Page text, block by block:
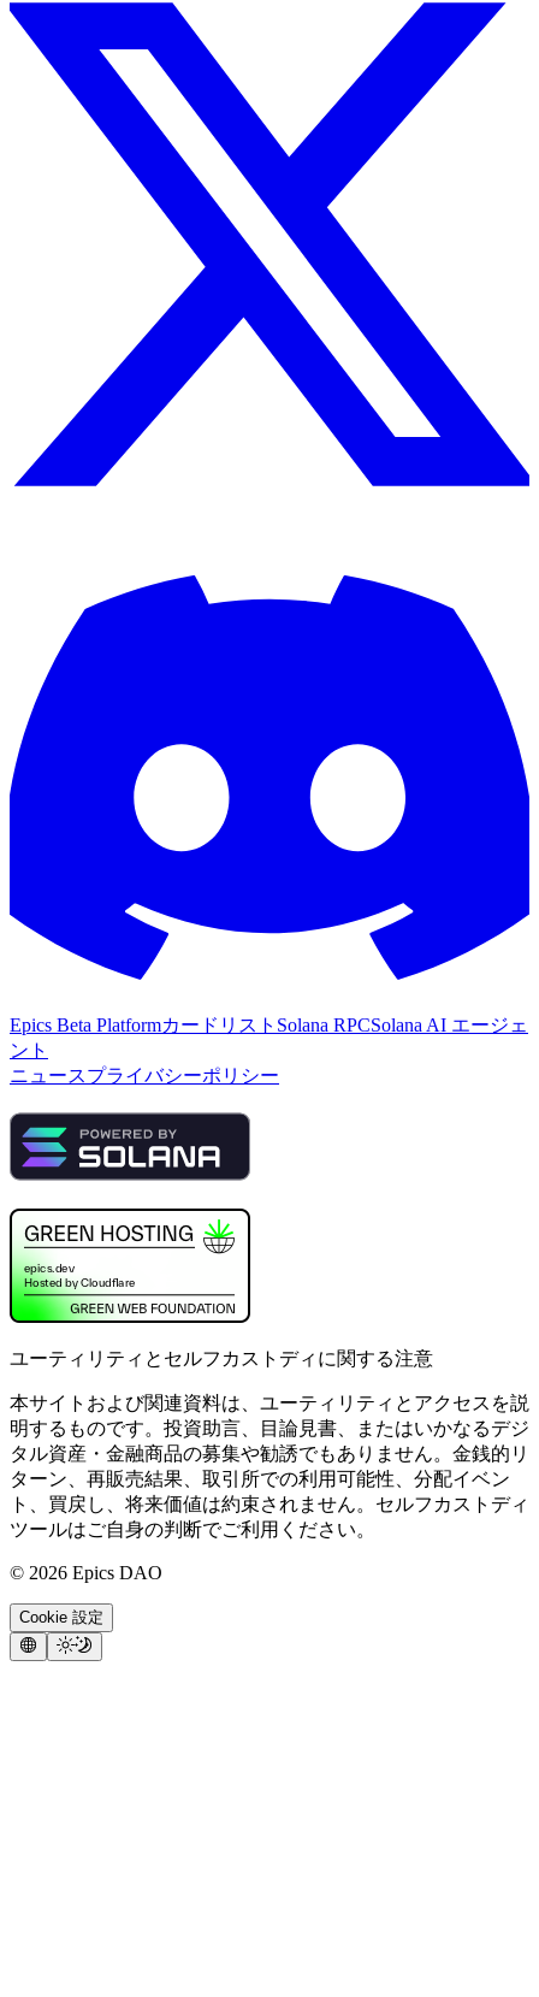
Epics Beta Platformカードリスト Solana RPCSolana AI エージェ
ント
ニュースプライバシーポリシー
ユーティリティとセルフカストディに関する注意
本サイトおよび関連資料は、ユーティリティとアクセスを説
明するものです。投資助言、目論見書、またはいかなるデジ
タル資産・金融商品の募集や勧誘でもありません。金銭的リ
ターン、再販売結果、取引所での利用可能性、分配イベン
ト、買戻し、将来価値は約束されません。セルフカストディ
ツールはご自身の判断でご利用ください。
© 2026 Epics DAO
Cookie 設定